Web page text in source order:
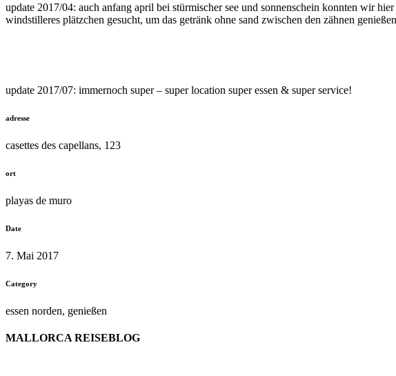
update 2017/04: auch anfang april bei stürmischer see und sonnenschein konnten wir
windstilleres plätzchen gesucht, um das getränk ohne sand zwischen den zähnen
update 2017/07: immernoch super – super location super essen & super service!
adresse
casettes des capellans, 123
ort
playas de muro
Date
7. Mai 2017
Category
essen norden, genießen
MALLORCA REISEBLOG